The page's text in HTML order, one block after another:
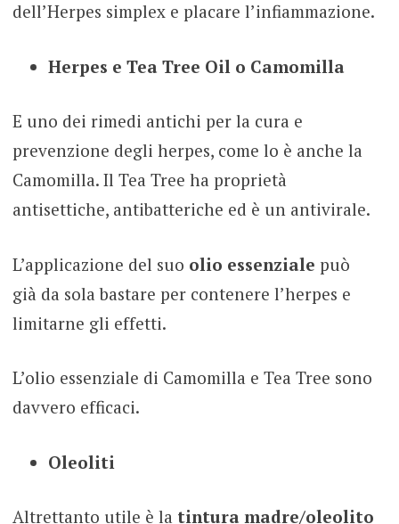
dell’Herpes simplex e placare l’infiammazione.
Herpes e Tea Tree Oil o Camomilla
E uno dei rimedi antichi per la cura e
prevenzione degli herpes, come lo è anche la
Camomilla. Il Tea Tree ha proprietà
antisettiche, antibatteriche ed è un antivirale.
L’applicazione del suo olio essenziale può
già da sola bastare per contenere l’herpes e
limitarne gli effetti.
L’olio essenziale di Camomilla e Tea Tree sono
davvero efficaci.
Oleoliti
Altrettanto utile è la tintura madre/oleolito